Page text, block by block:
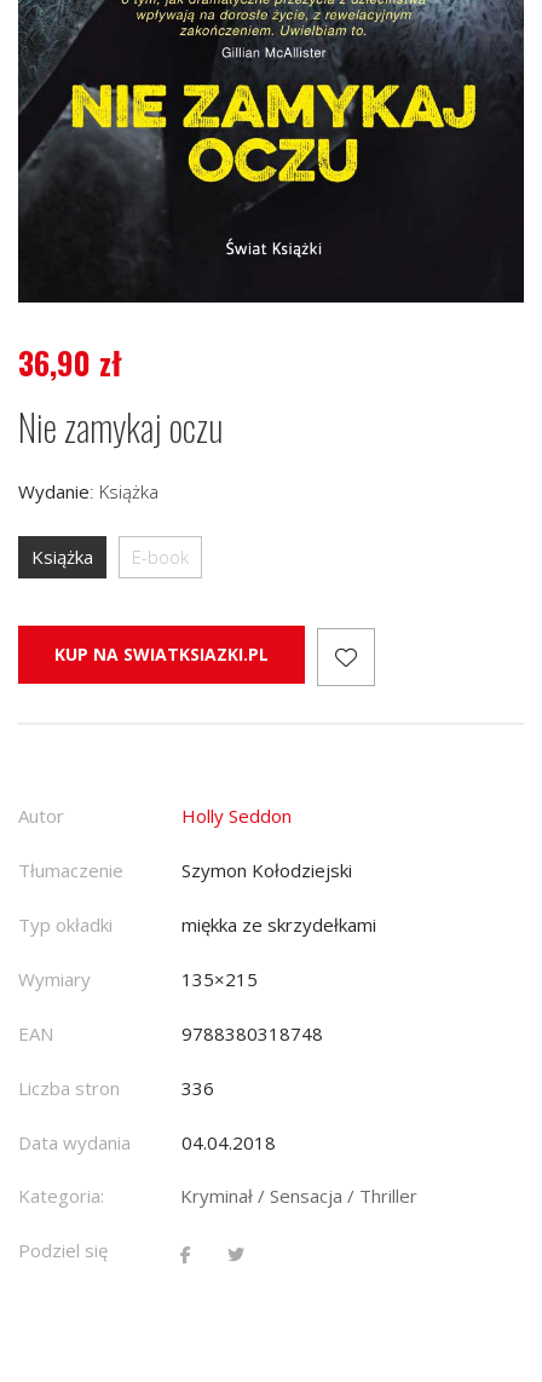
36,90 zł
Nie zamykaj oczu
Wydanie: Książka
Książka E-book
KUP NA SWIATKSIAZKI.PL
Autor Holly Seddon
Tłumaczenie Szymon Kołodziejski
Typ okładki miękka ze skrzydełkami
Wymiary 135×215
EAN 9788380318748
Liczba stron 336
Data wydania 04.04.2018
Kategoria: Kryminał / Sensacja / Thriller
Podziel się